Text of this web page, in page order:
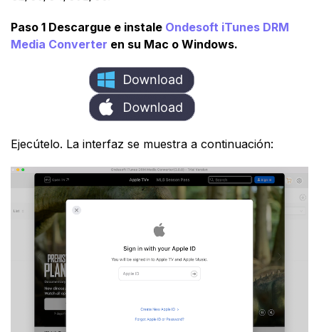
Paso 1 Descargue e instale Ondesoft iTunes DRM
Media Converter en su Mac o Windows.
Ejecútelo. La interfaz se muestra a continuación: